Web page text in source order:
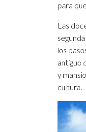
para
Las
los
antiguo
y
cultura.